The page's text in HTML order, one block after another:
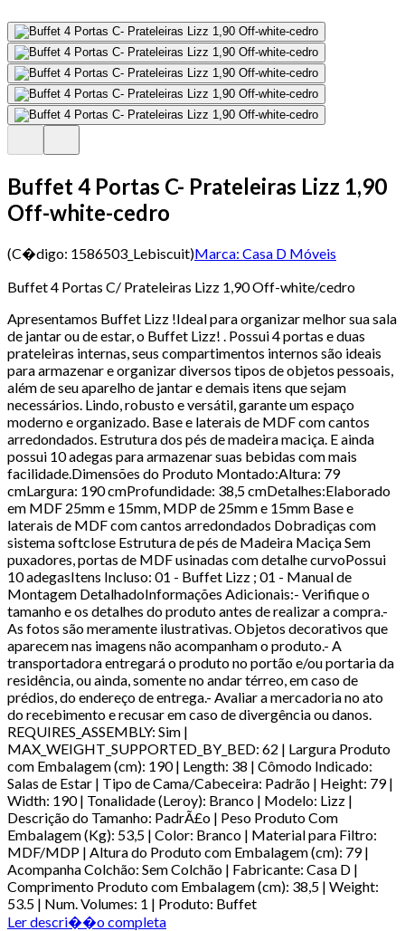
Buffet 4 Portas C- Prateleiras Lizz 1,90
Off-white-cedro
(C�digo: 1586503_Lebiscuit)Marca: Casa D Móveis
Buffet 4 Portas C/ Prateleiras Lizz 1,90 Off-white/cedro
Apresentamos Buffet Lizz !Ideal para organizar melhor sua sala
de jantar ou de estar, o Buffet Lizz! . Possui 4 portas e duas
prateleiras internas, seus compartimentos internos são ideais
para armazenar e organizar diversos tipos de objetos pessoais,
além de seu aparelho de jantar e demais itens que sejam
necessários. Lindo, robusto e versátil, garante um espaço
moderno e organizado. Base e laterais de MDF com cantos
arredondados. Estrutura dos pés de madeira maciça. E ainda
possui 10 adegas para armazenar suas bebidas com mais
facilidade.Dimensões do Produto Montado:Altura: 79
cmLargura: 190 cmProfundidade: 38,5 cmDetalhes:Elaborado
em MDF 25mm e 15mm, MDP de 25mm e 15mm Base e
laterais de MDF com cantos arredondados Dobradiças com
sistema softclose Estrutura de pés de Madeira Maciça Sem
puxadores, portas de MDF usinadas com detalhe curvoPossui
10 adegasItens Incluso: 01 - Buffet Lizz ; 01 - Manual de
Montagem DetalhadoInformações Adicionais:- Verifique o
tamanho e os detalhes do produto antes de realizar a compra.-
As fotos são meramente ilustrativas. Objetos decorativos que
aparecem nas imagens não acompanham o produto.- A
transportadora entregará o produto no portão e/ou portaria da
residência, ou ainda, somente no andar térreo, em caso de
prédios, do endereço de entrega.- Avaliar a mercadoria no ato
do recebimento e recusar em caso de divergência ou danos.
REQUIRES_ASSEMBLY: Sim |
MAX_WEIGHT_SUPPORTED_BY_BED: 62 | Largura Produto
com Embalagem (cm): 190 | Length: 38 | Cômodo Indicado:
Salas de Estar | Tipo de Cama/Cabeceira: Padrão | Height: 79 |
Width: 190 | Tonalidade (Leroy): Branco | Modelo: Lizz |
Descrição do Tamanho: PadrÃ£o | Peso Produto Com
Embalagem (Kg): 53,5 | Color: Branco | Material para Filtro:
MDF/MDP | Altura do Produto com Embalagem (cm): 79 |
Acompanha Colchão: Sem Colchão | Fabricante: Casa D |
Comprimento Produto com Embalagem (cm): 38,5 | Weight:
53.5 | Num. Volumes: 1 | Produto: Buffet
Ler descri��o completa